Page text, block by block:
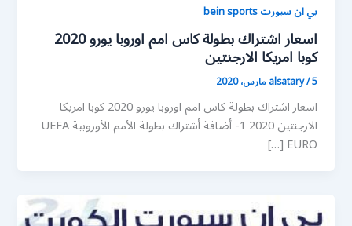
بي ان سبورت bein sports
اسعار اشتراك بطولة كاس امم اوروبا يورو 2020
كوبا امريكا الارجنتين
alsatary/5 مارس، 2020
اسعار اشتراك بطولة كاس امم اوروبا يورو 2020 كوبا امريكا
الارجنتين 2020 1- أضافة أشتراك بطولة الأمم الأوروبية UEFA
EURO […]